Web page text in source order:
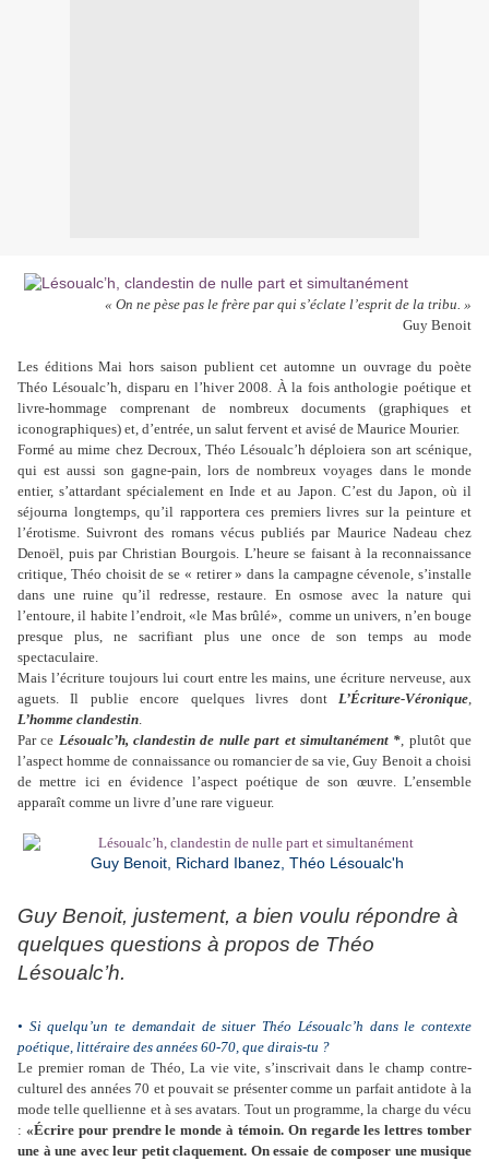
« On ne pèse pas le frère par qui s’éclate l’esprit de la tribu. »
Guy Benoit
Les éditions Mai hors saison publient cet automne un ouvrage du poète
Théo Lésoualc’h, disparu en l’hiver 2008. À la fois anthologie poétique et
livre-hommage comprenant de nombreux documents (graphiques et
iconographiques) et, d’entrée, un salut fervent et avisé de Maurice Mourier.
Formé au mime chez Decroux, Théo Lésoualc’h déploiera son art scénique,
qui est aussi son gagne-pain, lors de nombreux voyages dans le monde
entier, s’attardant spécialement en Inde et au Japon. C’est du Japon, où il
séjourna longtemps, qu’il rapportera ces premiers livres sur la peinture et
l’érotisme. Suivront des romans vécus publiés par Maurice Nadeau chez
Denoël, puis par Christian Bourgois. L’heure se faisant à la reconnaissance
critique, Théo choisit de se « retirer » dans la campagne cévenole, s’installe
dans une ruine qu’il redresse, restaure. En osmose avec la nature qui
l’entoure, il habite l’endroit, «le Mas brûlé», comme un univers, n’en bouge
presque plus, ne sacrifiant plus une once de son temps au mode
spectaculaire.
Mais l’écriture toujours lui court entre les mains, une écriture nerveuse, aux
aguets. Il publie encore quelques livres dont L’Écriture-Véronique,
L’homme clandestin.
Par ce Lésoualc’h, clandestin de nulle part et simultanément *, plutôt que
l’aspect homme de connaissance ou romancier de sa vie, Guy Benoit a choisi
de mettre ici en évidence l’aspect poétique de son œuvre. L’ensemble
apparaît comme un livre d’une rare vigueur.
Guy Benoit, Richard Ibanez, Théo Lésoualc'h
Guy Benoit, justement, a bien voulu répondre à
quelques questions à propos de Théo
Lésoualc’h.
• Si quelqu’un te demandait de situer Théo Lésoualc’h dans le contexte
poétique, littéraire des années 60-70, que dirais-tu ?
Le premier roman de Théo, La vie vite, s’inscrivait dans le champ contre-
culturel des années 70 et pouvait se présenter comme un parfait antidote à la
mode telle quellienne et à ses avatars. Tout un programme, la charge du vécu
: «Écrire pour prendre le monde à témoin. On regarde les lettres tomber
une à une avec leur petit claquement. On essaie de composer une musique